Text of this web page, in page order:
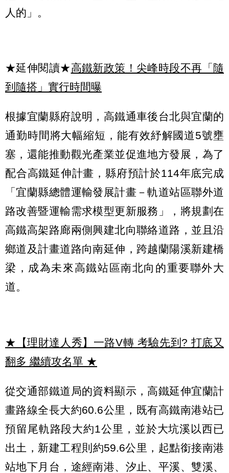
人的」。
★延伸閱讀★高鐵新政策！尖峰時段不再「隨
到隨搭」實行時間曝
根據宜蘭縣府說明，高鐵通車後台北與宜蘭的
通勤時間將大幅縮短，能有效紓解國道5號壅
塞，還能推動觀光產業並促進地方發展，為了
配合高鐵延伸計畫，縣府預計於114年底完成
「宜蘭縣總體運輸發展計畫－軌道站區聯外道
路改善暨運輸需求模型更新服務」，將規劃在
高鐵高架路廊兩側興建北向聯絡道路，並且沿
鄉道及計畫道路向南延伸，跨越蘭陽溪新建橋
梁，成為未來高鐵站區南北向的重要聯外大
道。
★【理財達人秀】一路V轉 考驗先到? 打底又
翻多 繼續攻名單 ★
從交通部鐵道局的資料顯示，高鐵延伸宜蘭計
畫路線全長大約60.6公里，既有高鐵南港站已
預留尾軌路段大約1公里，並於大坑溪以西已
出土，新建工程則約59.6公里，起點銜接南港
站地下月台，途經南港、汐止、平溪、雙溪、